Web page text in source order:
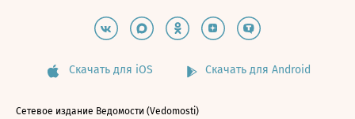
Скачать для iOS Скачать для Android
Сетевое издание Ведомости (Vedomosti)